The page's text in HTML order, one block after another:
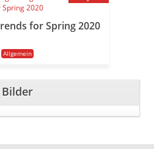
for Spring 2020
Allgemein